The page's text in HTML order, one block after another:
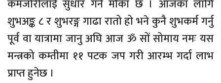
कमजोरीलाई सुधार गर्ने मौका छ । आजका लागि
शुभअङ्क ८ र शुभरङ्ग गाढा रातो हो भने कुनै शुभकर्म गर्नु
पूर्व वा यात्रामा जानु अघि आज ॐ सों सोमाय नमः यस
मन्त्रको कम्तीमा ११ पटक जप गरी आरम्भ गर्दा लाभ
प्राप्त हुनेछ ।